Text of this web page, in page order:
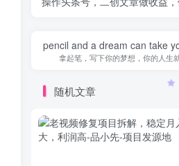
pencil and a dream can take
拿起笔，写下你的梦想，你的人生
随机文章